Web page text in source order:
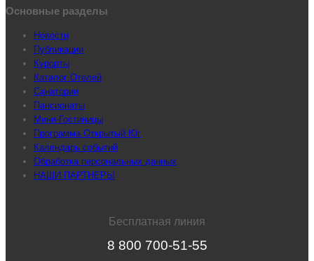
Основные разделы
Новости
Публикации
Курорты
Каталог Отелей
Санатории
Пансионаты
Мини-Гостиницы
Программа Открытый Юг
Календарь событий
Обработка персональных данных
НАШИ ПАРТНЕРЫ
Бесплатная линия
8 800 700-51-55